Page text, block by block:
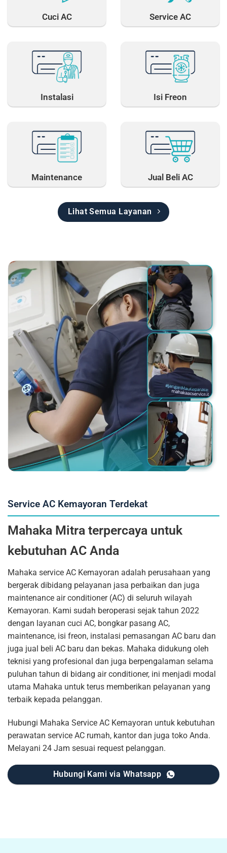
Cuci AC Service AC
Instalasi Isi Freon
Maintenance Jual Beli AC
Lihat Semua Layanan
Service AC Kemayoran Terdekat
Mahaka Mitra terpercaya untuk
kebutuhan AC Anda
Mahaka service AC Kemayoran adalah perusahaan yang
bergerak dibidang pelayanan jasa perbaikan dan juga
maintenance air conditioner (AC) di seluruh wilayah
Kemayoran. Kami sudah beroperasi sejak tahun 2022
dengan layanan cuci AC, bongkar pasang AC,
maintenance, isi freon, instalasi pemasangan AC baru dan
juga jual beli AC baru dan bekas. Mahaka didukung oleh
teknisi yang profesional dan juga berpengalaman selama
puluhan tahun di bidang air conditioner, ini menjadi modal
utama Mahaka untuk terus memberikan pelayanan yang
terbaik kepada pelanggan.
Hubungi Mahaka Service AC Kemayoran untuk kebutuhan
perawatan service AC rumah, kantor dan juga toko Anda.
Melayani 24 Jam sesuai request pelanggan.
Hubungi Kami via Whatsapp